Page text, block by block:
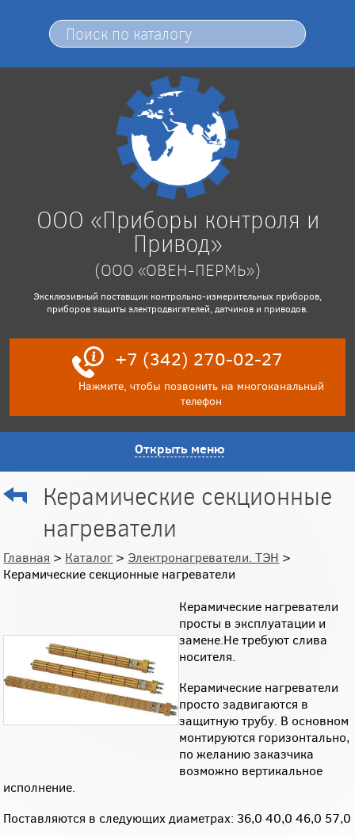
ООО «Приборы контроля и
Привод»
(ООО «ОВЕН-ПЕРМЬ»)
Эксклюзивный поставщик контрольно-измерительных приборов,
приборов защиты электродвигателей, датчиков и приводов.
+7 (342) 270-02-27
Нажмите, чтобы позвонить на многоканальный
телефон
Открыть меню
Керамические секционные
нагреватели
Главная > Каталог > Электронагреватели. ТЭН >
Керамические секционные нагреватели
Керамические нагреватели
просты в эксплуатации и
замене.Не требуют слива
носителя.
Керамические нагреватели
просто задвигаются в
защитную трубу. В основном
монтируются горизонтально,
по желанию заказчика
возможно вертикальное
исполнение.
Поставляются в следующих диаметрах: 36,0 40,0 46,0 57,0